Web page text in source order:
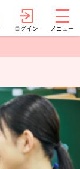
ログイン メニュー